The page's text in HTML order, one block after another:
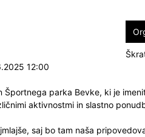
12:00
Športnega parka Bevke, ki je
aktivnostmi in slastno
saj bo tam naša